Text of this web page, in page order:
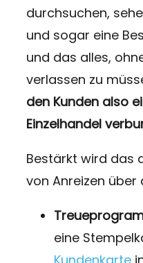
durchsuchen,
und sogar eine
und das alles,
verlassen zu
den Kunden also
Einzelhandel
Bestärkt wird das
von Anreizen über
eine